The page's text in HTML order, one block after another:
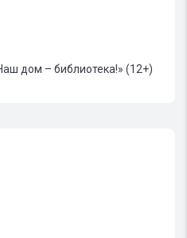
дом – библиотека!» (12+)